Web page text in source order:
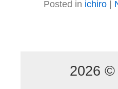
Posted in ichiro|
2026